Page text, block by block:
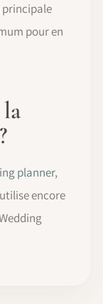
principale
pour en
planner,
encore